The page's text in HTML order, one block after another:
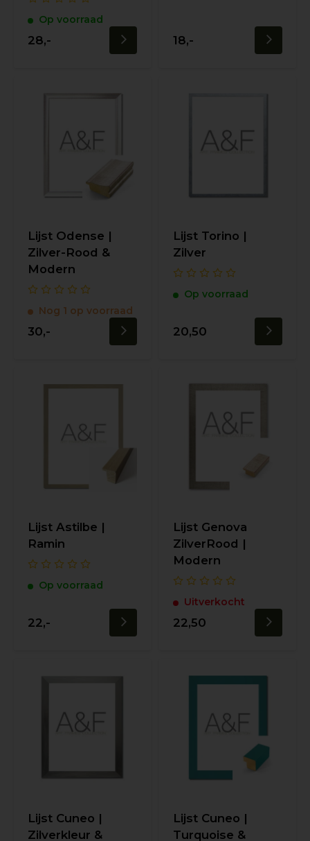
Op voorraad
28,- 18,-
Lijst Odense |
Zilver-Rood &
Modern
Nog 1 op voorraad
30,-
Lijst Torino |
Zilver
Op voorraad
20,50
Lijst Astilbe |
Ramin
Op voorraad
22,-
Lijst Genova
ZilverRood |
Modern
Uitverkocht
22,50
Lijst Cuneo |
Zilverkleur &
Lijst Cuneo |
Turquoise &